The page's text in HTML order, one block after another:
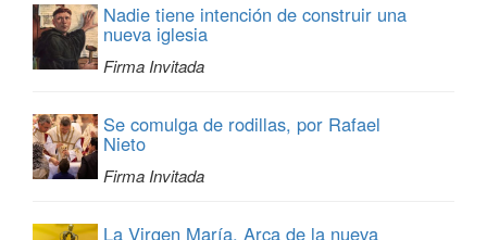
Nadie tiene intención de construir una
nueva iglesia
Firma Invitada
Se comulga de rodillas, por Rafael
Nieto
Firma Invitada
La Virgen María, Arca de la nueva